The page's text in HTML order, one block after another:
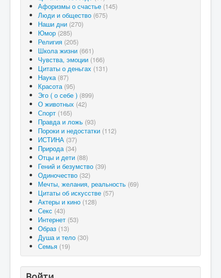
Афоризмы о счастье (145)
Люди и общество (675)
Наши дни (270)
Юмор (285)
Религия (205)
Школа жизни (661)
Чувства, эмоции (166)
Цитаты о деньгах (131)
Наука (87)
Красота (95)
Эго ( о себе ) (899)
О животных (42)
Спорт (165)
Правда и ложь (93)
Пороки и недостатки (112)
ИСТИНА (37)
Природа (34)
Отцы и дети (88)
Гений и безумство (39)
Одиночество (32)
Мечты, желания, реальность (69)
Цитаты об искусстве (57)
Актеры и кино (128)
Секс (43)
Интернет (53)
Образ (13)
Душа и тело (30)
Семья (19)